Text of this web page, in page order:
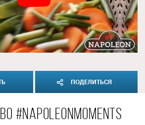
ПОДЕЛИТЬСЯ
#NAPOLEONMOMENTS